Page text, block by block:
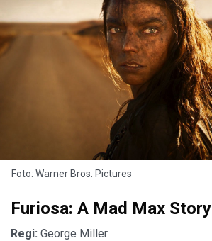
Foto: Warner Bros. Pictures
Furiosa: A Mad Max Story
Regi: George Miller